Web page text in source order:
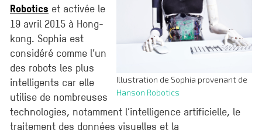
Illustration de Sophia provenant de
Hanson Robotics
Robotics et activée le
19 avril 2015 à Hong-
kong. Sophia est
considéré comme l’un
des robots les plus
intelligents car elle
utilise de nombreuses
technologies, notamment l’intelligence artificielle, le
traitement des données visuelles et la